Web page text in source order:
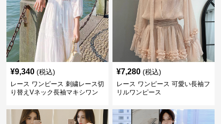
¥9,340 (税込)
レース ワンピース 刺繍レース切
り替えVネック長袖マキシワン
¥7,280 (税込)
レース ワンピース 可愛い長袖フ
リルワンピース